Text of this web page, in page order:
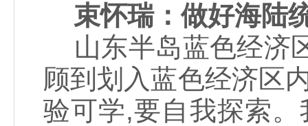
束怀瑞：做好海陆
山东半岛蓝色经济
顾到划入蓝色经济区
验可学,要自我探索